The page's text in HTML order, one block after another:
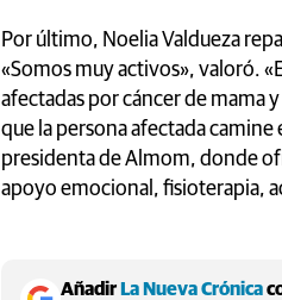
Por último, Noelia Valdueza
«Somos muy activos», valoró.
afectadas por cáncer de mama
que la persona afectada
presidenta de Almom, donde
apoyo emocional, fisioterapia,
AñadirLa Nueva Crónica